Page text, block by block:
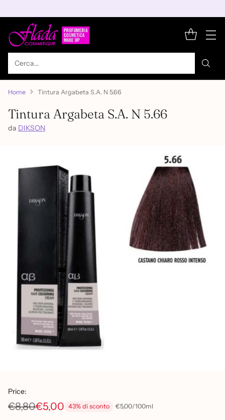
Cerca…
Home Tintura Argabeta S.A. N 5.66
Tintura Argabeta S.A. N 5.66
da DIKSON
Price:
Prezzo
€8,80€5,00 43% di sconto
Prezzo
€5,00/
per 100ml